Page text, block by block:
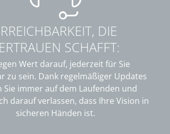
DIE
SCHAFFT:
Wert darauf, jederzeit für Sie
zu sein. Dank regelmäßiger Updates
Sie immer auf dem Laufenden und
darauf verlassen, dass Ihre Vision in
sicheren Händen ist.